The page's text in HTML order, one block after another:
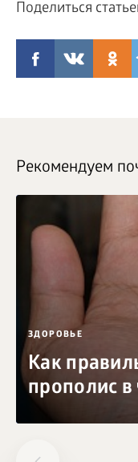
Поделиться
Рекомендуем
ЗДОРОВЬЕ
Как
прополис в